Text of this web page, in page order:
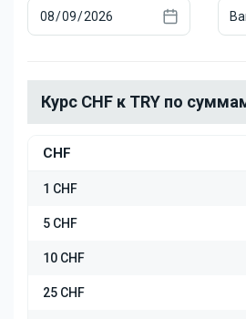
Курс CHF к TRY по
CHF
1 CHF
5 CHF
10 CHF
25 CHF